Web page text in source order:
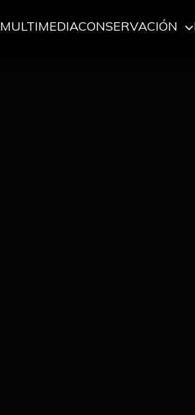
MULTIMEDIACONSERVACIÓN